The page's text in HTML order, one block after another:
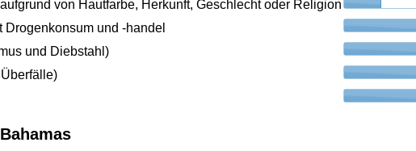
von Hautfarbe, Herkunft, Geschlecht oder Religion
und -handel
und Diebstahl)